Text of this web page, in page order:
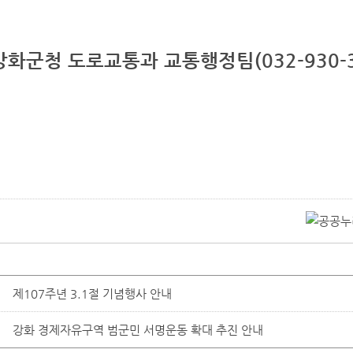
화군청 도로교통과 교통행정팀(032-
제107주년 3.1절 기념행사 안내
강화 경제자유구역 범군민 서명운동 확대 추진 안내